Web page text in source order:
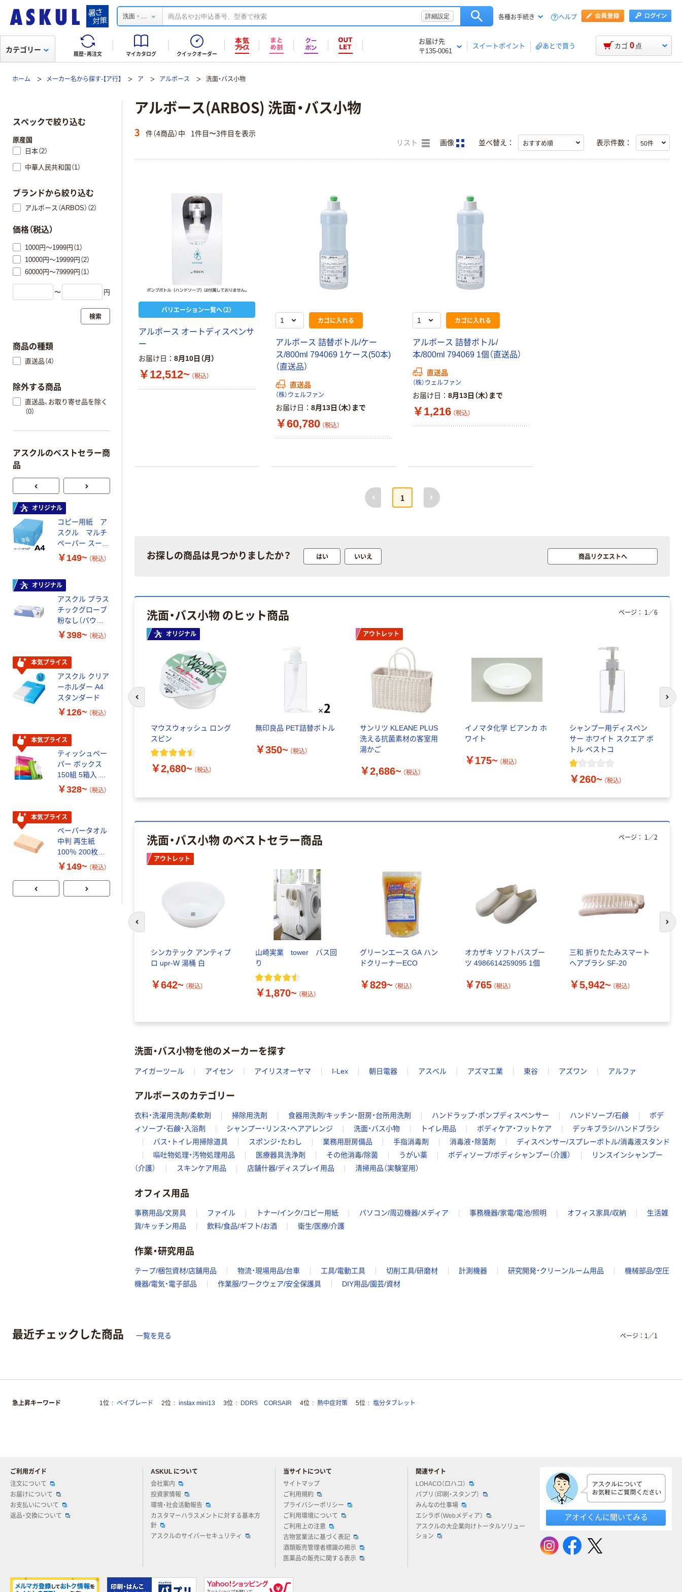
洗面・ ... 詳細設定 各種お手続き ヘルプ
履歴・再注文 マイカタログ クイックオーダー
お届け先
〒135-0061
スイートポイント あとで買う
カテゴリー カゴ 0 点
ホーム メーカー名から探す-【ア行】 ア アルボース 洗面・バス小物
アルボース(ARBOS) 洗面・バス小物
3 件（4商品）中 1件目〜3件目を表示
リスト 画像 並べ替え： 表示件数：
バリエーション一覧へ（2）
アルボース オートディスペンサ
ー
お届け日 8月10日（月）
￥12,512~ （税込）
カゴに入れる
アルボース 詰替ボトル/ケー
ス/800ml 794069 1ケース(50本)
（直送品）
直送品
（株）ウェルファン
お届け日 8月13日（木）まで
￥60,780 （税込）
カゴに入れる
アルボース 詰替ボトル/
本/800ml 794069 1個（直送品）
直送品
（株）ウェルファン
お届け日 8月13日（木）まで
￥1,216 （税込）
前へ
1
次へ
お探しの商品は見つかりましたか？ はい いいえ 商品リクエストへ
洗面・バス小物 のヒット商品
オリジナル
マウスウォッシュ ロング
スピン
￥2,680~ （税込）
無印良品 PET詰替ボトル
￥350~ （税込）
アウトレット
サンリツ KLEANE PLUS
洗える抗菌素材の客室用
湯かご
￥2,686~ （税込）
イノマタ化学 ビアンカ ホ
ワイト
￥175~ （税込）
シャンプー用ディスペン
サー ホワイト スクエア ボ
トル ベストコ
￥260~ （税込）
ページ： 1 ／6
前のスライドへ 次
洗面・バス小物 のベストセラー商品
アウトレット
シンカテック アンティプ
ロ upr-W 湯桶 白
￥642~ （税込）
山崎実業 tower バス回
り
￥1,870~ （税込）
グリーンエース GA ハン
ドクリーナーECO
￥829~ （税込）
オカザキ ソフトバスブー
ツ 4986614259095 1個
￥765 （税込）
三和 折りたたみスマート
ヘアブラシ SF-20
￥5,942~ （税込）
ページ： 1 ／2
前のスライドへ 次
洗面・バス小物を他のメーカーを探す
アイガーツール アイセン アイリスオーヤマ I-Lex 朝日電器 アスベル アズマ工業 東谷 アズワン アルファ
アルボースのカテゴリー
衣料・洗濯用洗剤/柔軟剤 掃除用洗剤 食器用洗剤/キッチン・厨房・台所用洗剤 ハンドラップ・ポンプディスペンサー ハンドソープ/石鹸
ボデ
ィソープ・石鹸・入浴剤
シャンプー・リンス・ヘアアレンジ 洗面・バス小物 トイレ用品 ボディケア・フットケア
デッキブラシ/ハンドブラシ
バス・トイレ用掃除道具
スポンジ・たわし 業務用厨房備品 手指消毒剤 消毒液・除菌剤
ディスペンサー/スプレーボトル/消毒液スタンド
嘔吐物処理・汚物処理用品
医療器具洗浄剤 その他消毒/除菌 うがい薬 ボディソープ/ボディシャンプー（介護）
リンスインシャンプー
（介護）
スキンケア用品 店舗什器/ディスプレイ用品 清掃用品（実験室用）
オフィス用品
事務用品/文房具 ファイル トナー/インク/コピー用紙 パソコン/周辺機器/メディア 事務機器/家電/電池/照明 オフィス家具/収納
生活雑
貨/キッチン用品
飲料/食品/ギフト/お酒 衛生/医療/介護
作業・研究用品
テープ/梱包資材/店舗用品 物流・現場用品/台車 工具/電動工具 切削工具/研磨材 計測機器 研究開発・クリーンルーム用品
機械部品/空圧
機器/電気・電子部品
作業服/ワークウェア/安全保護具 DIY用品/園芸/資材
スペックで絞り込む
原産国
日本（2）
中華人民共和国（1）
ブランドから絞り込む
アルボース（ARBOS）（2）
価格（税込）
1000円～1999円（1）
10000円～19999円（2）
60000円～79999円（1）
〜 円
検索
商品の種類
直送品（4）
除外する商品
直送品、お取り寄せ品を除く
（0）
アスクルのベストセラー商
品
オリジナル
コピー用紙 ア
スクル マルチ
ペーパー スーパ
ーホワイト+
￥149~ （税込）
オリジナル
アスクル プラス
チックグローブ
粉なし（パウダ
ーフリー）
￥398~ （税込）
本気プライス
アスクル クリア
ーホルダー A4
スタンダード
￥126~ （税込）
本気プライス
ティッシュペー
パー ボックス
150組 5箱入 ア
スクル スマート
証
￥328~ （税込）
本気プライス
ペーパータオル
中判 再生紙
100％ 200枚
FSC認証 シング
企画 オリジナル
￥149~ （税込）
ミー+
￥149~ （税込）
トイレットペー
パー ダブル60
ｍ 再生紙
100% 6ロール
リサイクル100
芯あり FSC認
証
￥460~
本気プライス
アスクル 耳にや
さしい やわらか
いマスク
￥458~
本気プライス
トイレットペー
パー シングル
120ｍ 再生紙
リサイクル100
スチックグロー
ブ 薄手 粉な
し（パウダーフ
￥298~
ペン ゼブラ
￥52~ （税込）
嬬恋銘水 ナチュ
ラルミネラルウ
ォーター 500ml
レス 10本
指定医薬部外品
人気商品
￥686~ （税込）
ファーストレイ
￥374~ （税込）
オリジナル
ペーパータオル
FSC認証紙 アス
クルオリジナル
￥143~
本気プライス
ティッシュペー
パー ボックス
モカ 200組 5個
アスクル オリジ
PEFC認証
￥428~ （税込）
オリジナル
ト ニトリルグ
ー 粉なし（パ
【ガムテープ】ア
ーホワイト+
￥149~
アスクル プラス
チックグローブ
本気プライス
ーホルダー A4
スタンダード
￥126~
本気プライス
ティッシュペー
パー ボックス
スクル スマート
コンパクト ビ
中判 再生紙
最近チェックした商品 一覧を見る ページ： 1 ／1
急上昇キーワード 1位 ベイブレード 2位 instax mini13 3位 DDR5 CORSAIR 4位 熱中症対策 5位 塩分タブレット
ご利用ガイド
注文について
お届けについて
お支払いについて
返品・交換について
ASKUL について
会社案内
投資家情報
環境・社会活動報告
カスタマーハラスメントに対する基本方
針
アスクルのサイバーセキュリティ
当サイトについて
サイトマップ
ご利用規約
プライバシーポリシー
ご利用環境について
ご利用上の注意
古物営業法に基づく表記
酒類販売管理者標識の掲示
医薬品の販売に関する表示
関連サイト
LOHACO（ロハコ）
パプリ（印刷・スタンプ）
みんなの仕事場
エシラボ（Webメディア）
アスクルの大企業向けトータルソリュー
ション
アオイくんに聞いてみる